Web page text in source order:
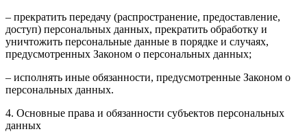
– прекратить передачу (распространение, предоставление,
доступ) персональных данных, прекратить обработку и
уничтожить персональные данные в порядке и случаях,
предусмотренных Законом о персональных данных;
– исполнять иные обязанности, предусмотренные Законом о
персональных данных.
4. Основные права и обязанности субъектов персональных
данных